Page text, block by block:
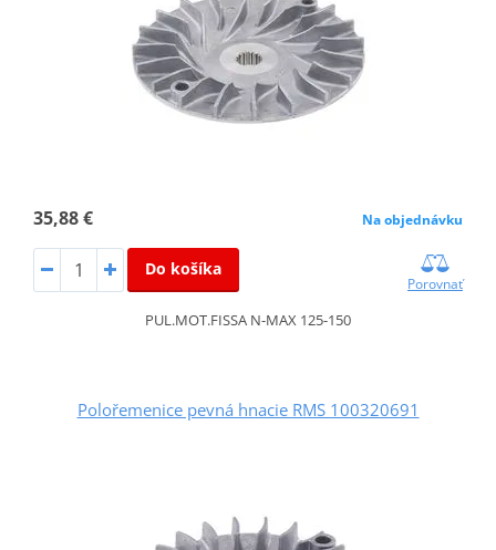
35,88 € Na objednávku
Do košíka
Porovnať
PUL.MOT.FISSA N-MAX 125-150
Polořemenice pevná hnacie RMS 100320691